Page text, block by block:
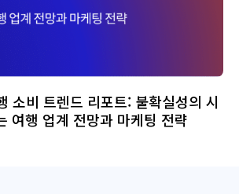
소비 트렌드 리포트: 불확실성의 시
여행 업계 전망과 마케팅 전략